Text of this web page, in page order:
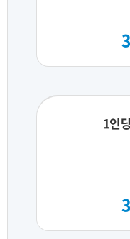
1인